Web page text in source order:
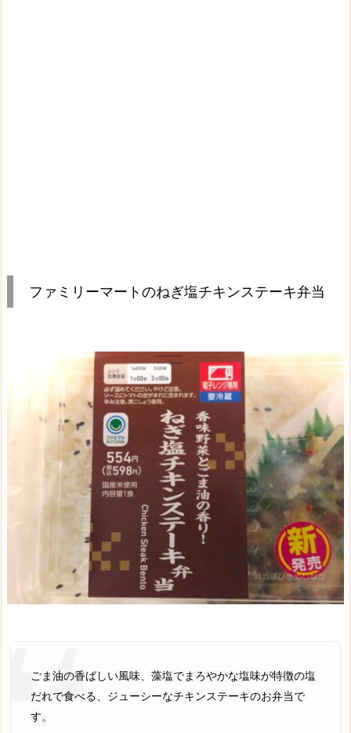
ファミリーマートのねぎ塩チキンステーキ弁当
ごま油の香ばしい風味、藻塩でまろやかな塩味が特徴の塩
だれで食べる、ジューシーなチキンステーキのお弁当で
す。